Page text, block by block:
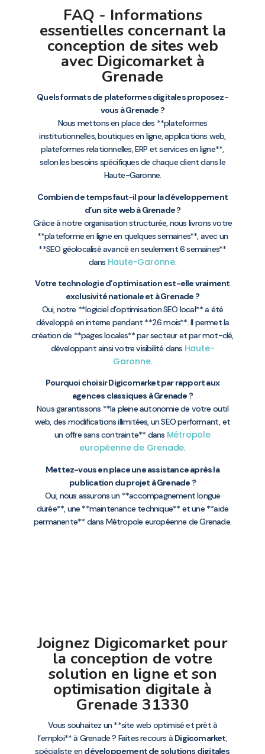
FAQ - Informations
essentielles concernant la
conception de sites web
avec Digicomarket à
Grenade
Quels formats de plateformes digitales proposez-
vous à Grenade ?
Nous mettons en place des **plateformes
institutionnelles, boutiques en ligne, applications web,
plateformes relationnelles, ERP et services en ligne**,
selon les besoins spécifiques de chaque client dans le
Haute-Garonne.
Combien de temps faut-il pour la développement
d’un site web à Grenade ?
Grâce à notre organisation structurée, nous livrons votre
**plateforme en ligne en quelques semaines**, avec un
**SEO géolocalisé avancé en seulement 6 semaines**
dans Haute-Garonne.
Votre technologie d’optimisation est-elle vraiment
exclusivité nationale et à Grenade ?
Oui, notre **logiciel d’optimisation SEO local** a été
développé en interne pendant **26 mois**. Il permet la
création de **pages locales** par secteur et par mot-clé,
développant ainsi votre visibilité dans Haute-
Garonne.
Pourquoi choisir Digicomarket par rapport aux
agences classiques à Grenade ?
Nous garantissons **la pleine autonomie de votre outil
web, des modifications illimitées, un SEO performant, et
un offre sans contrainte** dans Métropole
européenne de Grenade.
Mettez-vous en place une assistance après la
publication du projet à Grenade ?
Oui, nous assurons un **accompagnement longue
durée**, une **maintenance technique** et une **aide
permanente** dans Métropole européenne de Grenade.
Joignez Digicomarket pour
la conception de votre
solution en ligne et son
optimisation digitale à
Grenade 31330
Vous souhaitez un **site web optimisé et prêt à
l’emploi** à Grenade ? Faites recours à Digicomarket,
spécialiste endéveloppement de solutions digitales